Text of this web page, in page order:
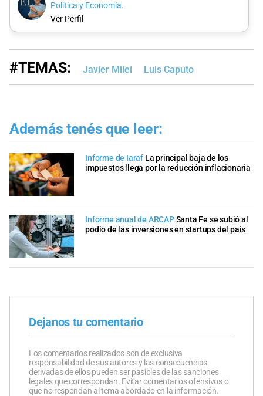
Politica y Economía.
Ver Perfil
#TEMAS: Javier Milei Luis Caputo
Además tenés que leer:
Informe de Iaraf La principal baja de los
impuestos llega por la reducción inflacionaria
Informe anual de ARCAPSanta Fe se subió al
podio de las inversiones en startups del país
Dejanos tu comentario
Los comentarios realizados son de exclusiva
responsabilidad de sus autores y las consecuencias
derivadas de ellos pueden ser pasibles de las sanciones
legales que correspondan. Evitar comentarios ofensivos o
que no respondan al tema abordado en la información.